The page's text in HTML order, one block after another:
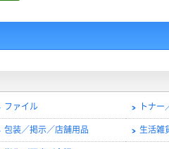
ファイル トナ
包装／掲示／店舗用品 生活雑